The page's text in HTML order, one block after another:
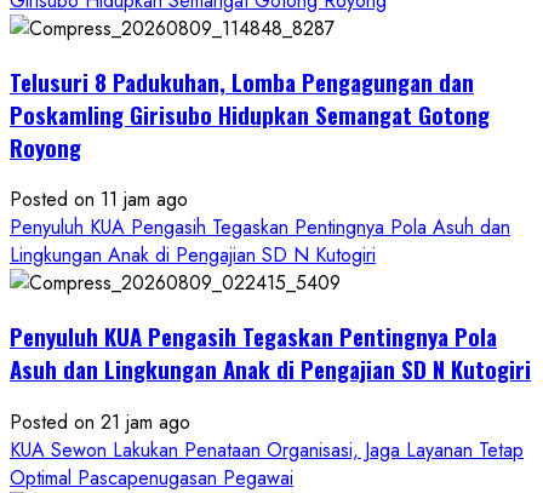
Telusuri 8 Padukuhan, Lomba Pengagungan dan
Poskamling Girisubo Hidupkan Semangat Gotong
Royong
Posted on 11 jam ago
Penyuluh KUA Pengasih Tegaskan Pentingnya Pola Asuh dan
Lingkungan Anak di Pengajian SD N Kutogiri
Penyuluh KUA Pengasih Tegaskan Pentingnya Pola
Asuh dan Lingkungan Anak di Pengajian SD N Kutogiri
Posted on 21 jam ago
KUA Sewon Lakukan Penataan Organisasi, Jaga Layanan Tetap
Optimal Pascapenugasan Pegawai